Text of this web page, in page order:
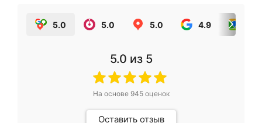
5.0 5.0 5.0 4.9
5.0 из 5
На основе 945оценок
Оставить отзыв